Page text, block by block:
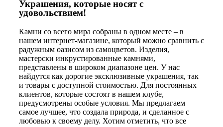
Украшения, которые носят с
удовольствием!
Камни со всего мира собраны в одном месте – в
нашем интернет-магазине, который можно сравнить с
радужным оазисом из самоцветов. Изделия,
мастерски инкрустированные камнями,
представлены в широком диапазоне цен. У нас
найдутся как дорогие эксклюзивные украшения, так
и товары с доступной стоимостью. Для постоянных
клиентов, которые состоят в нашем клубе,
предусмотрены особые условия. Мы предлагаем
самое лучшее, что создала природа, и сделанное с
любовью к своему делу. Хотим отметить, что все